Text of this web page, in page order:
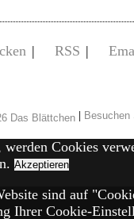
| RSS |
|
Cookies
Akzeptieren
sind auf
Ihrer Cookie-